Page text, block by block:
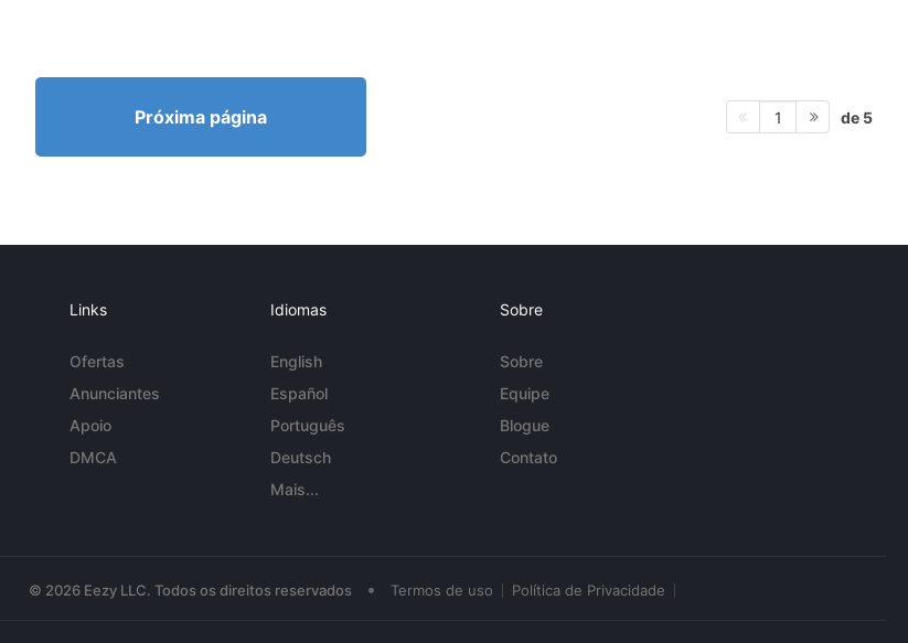
Próxima página 1 de 5
Links
Ofertas
Anunciantes
Apoio
DMCA
Idiomas
English
Español
Português
Deutsch
Mais...
Sobre
Sobre
Equipe
Blogue
Contato
© 2026 Eezy LLC. Todos os direitos reservados • Termos de uso Política de Privacidade